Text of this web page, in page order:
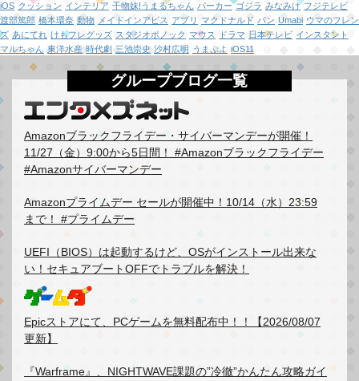
iOS クッション インテリア 干物妹!うまるちゃん パーカー ゴジラ みなみけ フジテレビ
渡部篤郎 橋本環奈 動物 メイドインアビス アプリ マクドナルド パン Umabi ウマのフレン
ズ あにてれ けもフレグッズ スタジオポノック マウス ドラマ 日本テレビ インスタント
マルちゃん 東洋水産 時代劇 三池崇史 沙村広明 うまぷよ iOS11
グループブログ一覧
Amazonブラックフライデー・サイバーマンデーが開催！
11/27（金）9:00から5日間！ #Amazonブラックフライデー
#Amazonサイバーマンデー
Amazonプライムデー セールが開催中！10/14（水）23:59
まで！ #プライムデー
UEFI（BIOS）は起動するけど、OSがインストール出来な
い！セキュアブートOFFでトラブルを解決！
Epicストアにて、PCゲームを無料配布中！！【2026/08/07
更新】
『Warframe』、NIGHTWAVE課題の”冷徹”かんたん攻略ガイ